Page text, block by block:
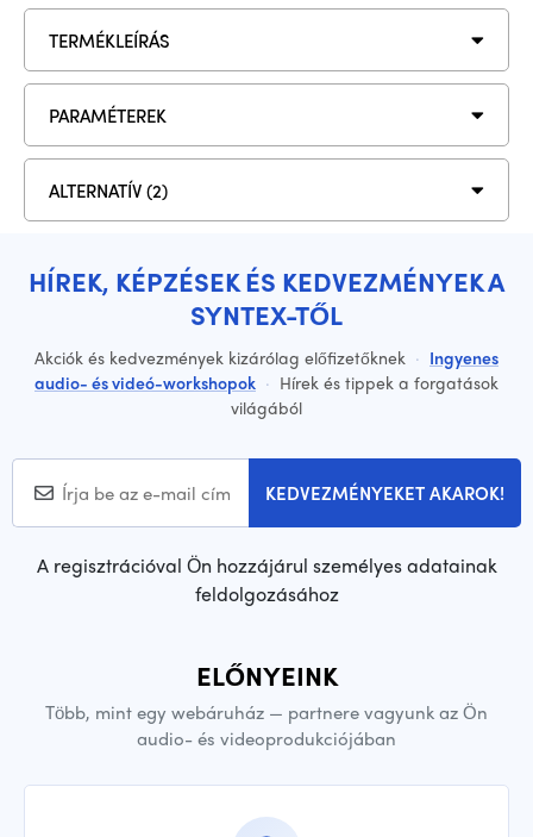
TERMÉKLEÍRÁS
PARAMÉTEREK
ALTERNATÍV (2)
HÍREK, KÉPZÉSEK ÉS KEDVEZMÉNYEK A
SYNTEX-TŐL
Akciók és kedvezmények kizárólag előfizetőknek · Ingyenes
audio- és videó-workshopok · Hírek és tippek a forgatások
világából
KEDVEZMÉNYEKET AKAROK!
A regisztrációval Ön hozzájárul személyes adatainak
feldolgozásához
ELŐNYEINK
Több, mint egy webáruház — partnere vagyunk az Ön
audio- és videoprodukciójában